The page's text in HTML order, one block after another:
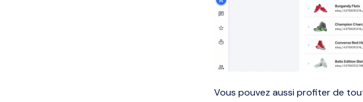
Vous pouvez aussi profiter de